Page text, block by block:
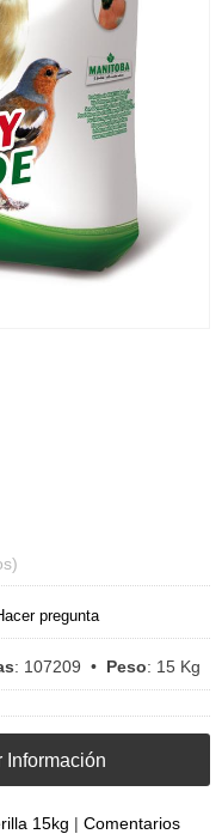
pregunta
: 107209 • Peso: 15 Kg
Información
15kg | Comentarios